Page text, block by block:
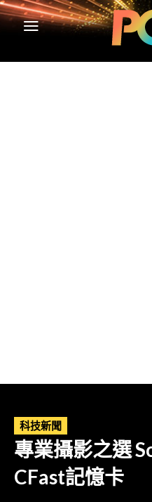
科技新聞
專業攝影之選
CFast記憶卡